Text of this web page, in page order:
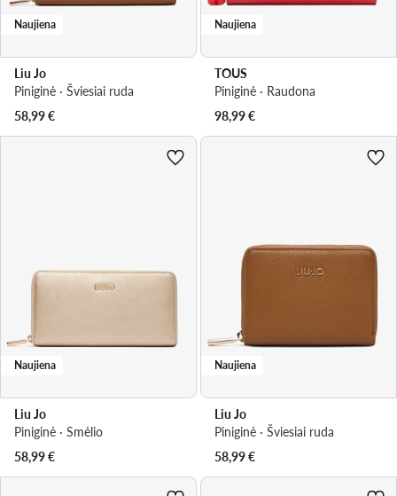
Naujiena
Liu Jo
Piniginė · Šviesiai ruda
58,99€
Naujiena
TOUS
Piniginė · Raudona
98,99€
Naujiena
Liu Jo
Piniginė · Smėlio
58,99€
Naujiena
Liu Jo
Piniginė · Šviesiai ruda
58,99€